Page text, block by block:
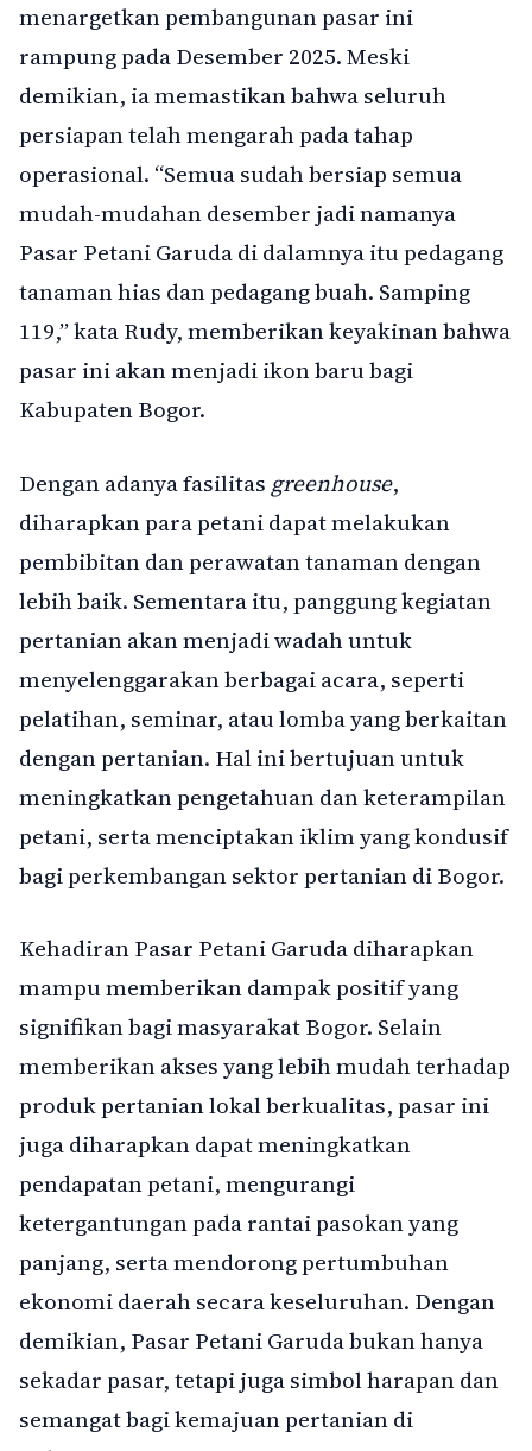
menargetkan pembangunan pasar ini
rampung pada Desember 2025. Meski
demikian, ia memastikan bahwa seluruh
persiapan telah mengarah pada tahap
operasional. “Semua sudah bersiap semua
mudah-mudahan desember jadi namanya
Pasar Petani Garuda di dalamnya itu pedagang
tanaman hias dan pedagang buah. Samping
119,” kata Rudy, memberikan keyakinan bahwa
pasar ini akan menjadi ikon baru bagi
Kabupaten Bogor.
Dengan adanya fasilitas greenhouse,
diharapkan para petani dapat melakukan
pembibitan dan perawatan tanaman dengan
lebih baik. Sementara itu, panggung kegiatan
pertanian akan menjadi wadah untuk
menyelenggarakan berbagai acara, seperti
pelatihan, seminar, atau lomba yang berkaitan
dengan pertanian. Hal ini bertujuan untuk
meningkatkan pengetahuan dan keterampilan
petani, serta menciptakan iklim yang kondusif
bagi perkembangan sektor pertanian di Bogor.
Kehadiran Pasar Petani Garuda diharapkan
mampu memberikan dampak positif yang
signifikan bagi masyarakat Bogor. Selain
memberikan akses yang lebih mudah terhadap
produk pertanian lokal berkualitas, pasar ini
juga diharapkan dapat meningkatkan
pendapatan petani, mengurangi
ketergantungan pada rantai pasokan yang
panjang, serta mendorong pertumbuhan
ekonomi daerah secara keseluruhan. Dengan
demikian, Pasar Petani Garuda bukan hanya
sekadar pasar, tetapi juga simbol harapan dan
semangat bagi kemajuan pertanian di